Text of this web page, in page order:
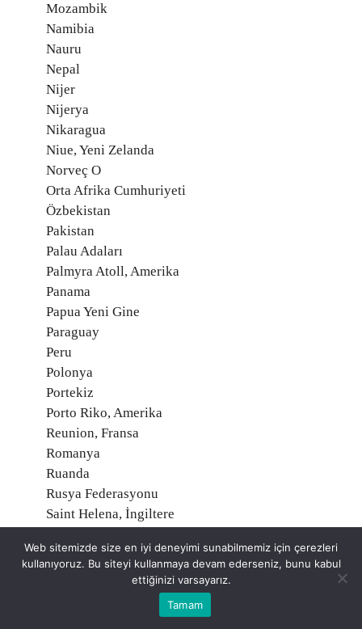
Mozambik
Namibia
Nauru
Nepal
Nijer
Nijerya
Nikaragua
Niue, Yeni Zelanda
Norveç O
Orta Afrika Cumhuriyeti
Özbekistan
Pakistan
Palau Adaları
Palmyra Atoll, Amerika
Panama
Papua Yeni Gine
Paraguay
Peru
Polonya
Portekiz
Porto Riko, Amerika
Reunion, Fransa
Romanya
Ruanda
Rusya Federasyonu
Saint Helena, İngiltere
Saint Pierre ve Miquelon, Fransa
Samoa
Santa Kitts ve Nevis
Web sitemizde size en iyi deneyimi sunabilmemiz için çerezleri
kullanıyoruz. Bu siteyi kullanmaya devam ederseniz, bunu kabul
ettiğinizi varsayarız.
Tamam